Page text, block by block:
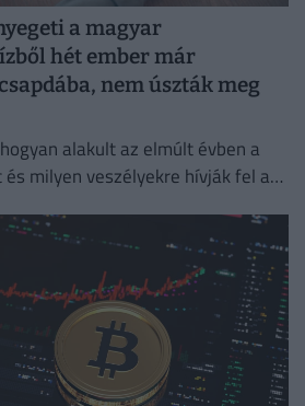
a magyar
hét ember már
nem úszták meg
alakult az elmúlt évben a
milyen veszélyekre hívják fel a